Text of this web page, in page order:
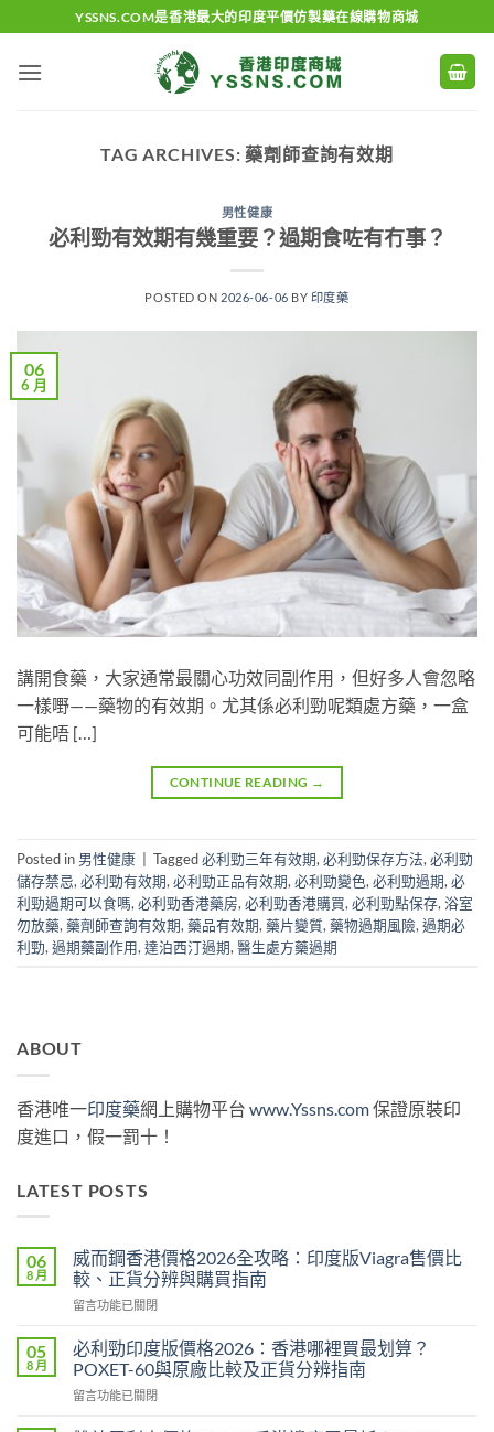
to
content
YSSNS.COM是香港最大的印度平價仿製藥在線購物商城
TAG ARCHIVES: 藥劑師查詢有效期
男性健康
必利勁有效期有幾重要？過期食咗有冇事？
POSTED ON 2026-06-06 BY 印度藥
06
6 月
講開食藥，大家通常最關心功效同副作用，但好多人會忽略
一樣嘢——藥物的有效期。尤其係必利勁呢類處方藥，一盒
可能唔 […]
CONTINUE READING →
Posted in 男性健康 Tagged必利勁三年有效期, 必利勁保存方法, 必利勁
儲存禁忌, 必利勁有效期, 必利勁正品有效期, 必利勁變色, 必利勁過期, 必
利勁過期可以食嗎, 必利勁香港藥房, 必利勁香港購買, 必利勁點保存, 浴室
勿放藥, 藥劑師查詢有效期, 藥品有效期, 藥片變質, 藥物過期風險, 過期必
利勁, 過期藥副作用, 達泊西汀過期, 醫生處方藥過期
ABOUT
香港唯一印度藥網上購物平台 www.Yssns.com保證原裝印
度進口，假一罰十！
LATEST POSTS
06
8 月
威而鋼香港價格2026全攻略：印度版Viagra售價比
較、正貨分辨與購買指南
在
而
鋼
香
港
留言功能已關閉
05
8 月
必利勁印度版價格2026：香港哪裡買最划算？
POXET-60與原廠比較及正貨分辨指南
在
留言功能已關閉